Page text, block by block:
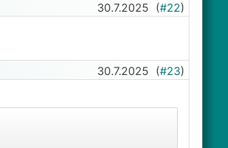
30.7.2025 (#22)
30.7.2025 (#23)